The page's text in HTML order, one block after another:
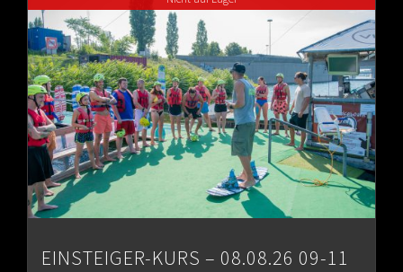
€80.00
EINSTEIGER-KURS – 08.08.26 09-11